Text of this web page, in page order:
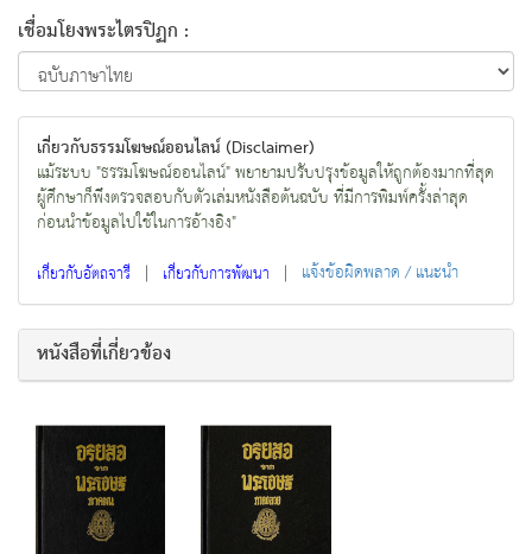
เชื่อมโยงพระไตรปิฏก :
เกี่ยวกับธรรมโฆษณ์ออนไลน์ (Disclaimer)
แม้ระบบ "ธรรมโฆษณ์ออนไลน์" พยายามปรับปรุงข้อมูลให้ถูกต้องมากที่สุด
ผู้ศึกษาก็พึงตรวจสอบกับตัวเล่มหนังสือต้นฉบับ ที่มีการพิมพ์ครั้งล่าสุด
ก่อนนำข้อมูลไปใช้ในการอ้างอิง"
เกี่ยวกับอัตถจารี | เกี่ยวกับการพัฒนา | แจ้งข้อผิดพลาด / แนะนำ
หนังสือที่เกี่ยวข้อง